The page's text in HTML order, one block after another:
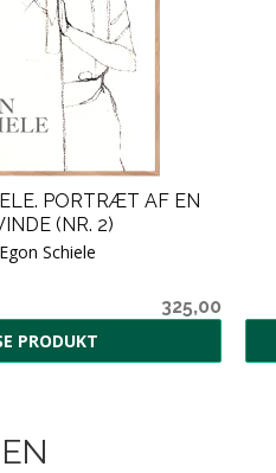
PORTRÆT AF EN
(NR. 2)
Egon Schiele
325,00
PRODUKT